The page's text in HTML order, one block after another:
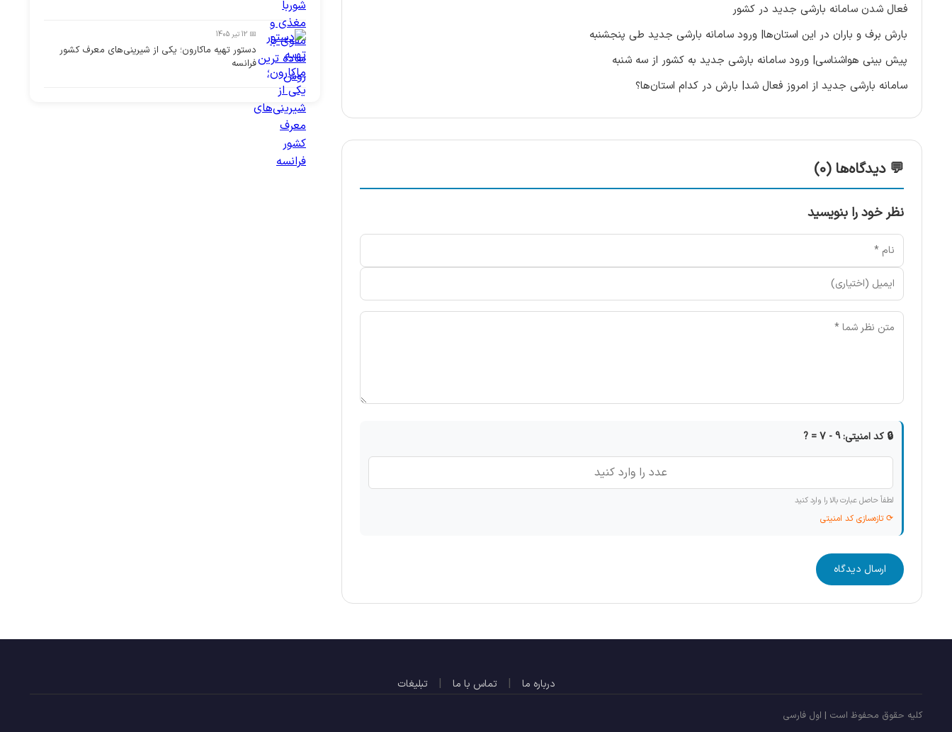
فعال شدن سامانه بارشی جدید در کشور
بارش برف و باران در این استان‌ها| ورود سامانه بارشی جدید طی پنجشنبه
پیش بینی هواشناسی| ورود سامانه بارشی جدید به کشور از سه شنبه
سامانه بارشی جدید از امروز فعال شد| بارش در کدام استان‌ها؟
💬 دیدگاه‌ها (0)
نظر خود را بنویسید
🔒 کد امنیتی: 9 - 7 = ?
لطفاً حاصل عبارت بالا را وارد کنید
⟳ تازه‌سازی کد امنیتی
ارسال دیدگاه
📅 12 تیر 1405
دستور تهیه ماکارون؛ یکی از شیرینی‌های معرف کشور
فرانسه
درباره ما | تماس با ما | تبلیغات
کلیه حقوق محفوظ است | اول فارسی